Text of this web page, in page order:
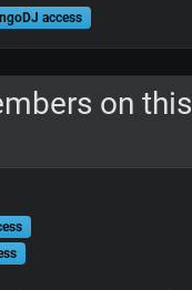
access
on this